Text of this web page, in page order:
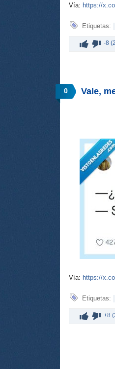
Vía: https://
Etiquetas:
-8
0 Vale,
Vía: https://
Etiquetas:
+8